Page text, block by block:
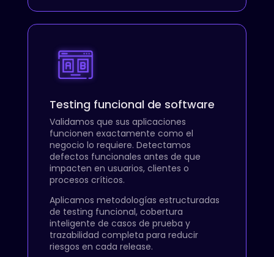
Testing funcional de software
Validamos que sus aplicaciones
funcionen exactamente como el
negocio lo requiere. Detectamos
defectos funcionales antes de que
impacten en usuarios, clientes o
procesos críticos.
Aplicamos metodologías estructuradas
de testing funcional, cobertura
inteligente de casos de prueba y
trazabilidad completa para reducir
riesgos en cada release.